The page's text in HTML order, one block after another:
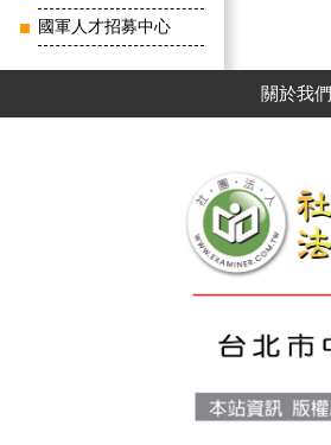
國軍人才招募中心
關於我們